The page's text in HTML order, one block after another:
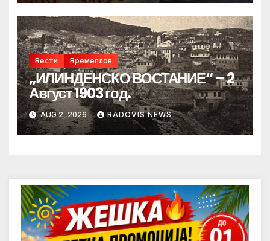
Вести Времеплов
„ИЛИНДЕНСКО ВОСТАНИЕ“ – 2
Август 1903 год.
AUG 2, 2026 RADOVIS NEWS